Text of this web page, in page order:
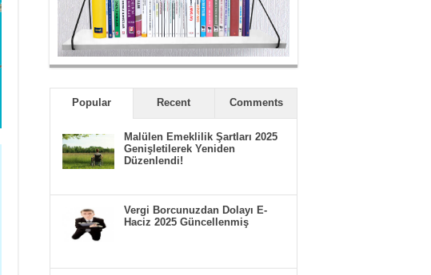
Popular Recent Comments
Malülen Emeklilik Şartları 2025
Genişletilerek Yeniden
Düzenlendi!
Vergi Borcunuzdan Dolayı E-
Haciz 2025 Güncellenmiş